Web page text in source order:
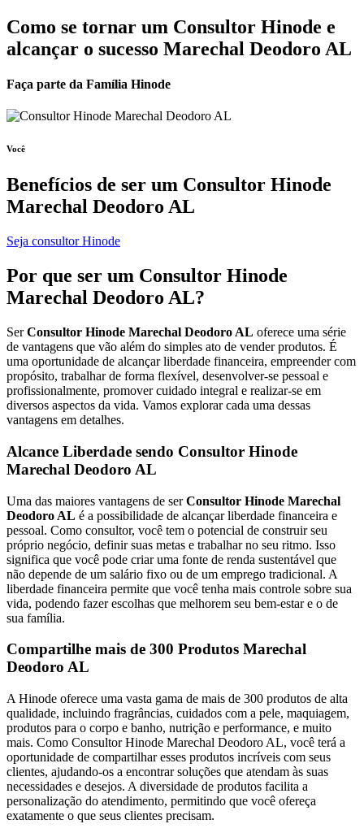
Como se tornar um Consultor Hinode e
alcançar o sucesso Marechal Deodoro AL
Faça parte da Família Hinode
Você
Benefícios de ser um Consultor Hinode
Marechal Deodoro AL
Seja consultor Hinode
Por que ser um Consultor Hinode
Marechal Deodoro AL?
SerConsultor Hinode Marechal Deodoro AL oferece uma série
de vantagens que vão além do simples ato de vender produtos. É
uma oportunidade de alcançar liberdade financeira, empreender com
propósito, trabalhar de forma flexível, desenvolver-se pessoal e
profissionalmente, promover cuidado integral e realizar-se em
diversos aspectos da vida. Vamos explorar cada uma dessas
vantagens em detalhes.
Alcance Liberdade sendo Consultor Hinode
Marechal Deodoro AL
Uma das maiores vantagens de serConsultor Hinode Marechal
Deodoro AL é a possibilidade de alcançar liberdade financeira e
pessoal. Como consultor, você tem o potencial de construir seu
próprio negócio, definir suas metas e trabalhar no seu ritmo. Isso
significa que você pode criar uma fonte de renda sustentável que
não depende de um salário fixo ou de um emprego tradicional. A
liberdade financeira permite que você tenha mais controle sobre sua
vida, podendo fazer escolhas que melhorem seu bem-estar e o de
sua família.
Compartilhe mais de 300 Produtos Marechal
Deodoro AL
A Hinode oferece uma vasta gama de mais de 300 produtos de alta
qualidade, incluindo fragrâncias, cuidados com a pele, maquiagem,
produtos para o corpo e banho, nutrição e performance, e muito
mais. Como Consultor Hinode Marechal Deodoro AL, você terá a
oportunidade de compartilhar esses produtos incríveis com seus
clientes, ajudando-os a encontrar soluções que atendam às suas
necessidades e desejos. A diversidade de produtos facilita a
personalização do atendimento, permitindo que você ofereça
exatamente o que seus clientes precisam.